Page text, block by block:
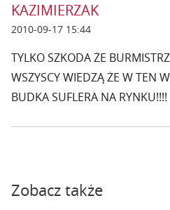
KAZIMIERZAK
2010-09-17 15:44
TYLKO SZKODA ŻE
WSZYSCY WIEDZĄ ŻE W TEN
BUDKA SUFLERA NA RYNKU!!!!
Zobacz także